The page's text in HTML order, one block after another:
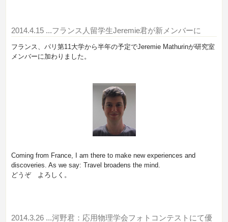
2014.4.15 ...フランス人留学生Jeremie君が新メンバーに
フランス、パリ第11大学から半年の予定でJeremie Mathurinが研究室
メンバーに加わりました。
Coming from France, I am there to make new experiences and
discoveries. As we say: Travel broadens the mind.
どうぞ よろしく。
2014.3.26 ...河野君：応用物理学会フォトコンテストにて優